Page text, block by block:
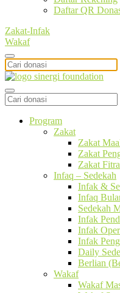
Daftar QR
Zakat-Infak
Wakaf
Program
Zakat
Zakat
Zakat
Zakat
Infaq – Sedekah
Infak &
Infaq
Sedekah
Infak
Infak
Infak
Daily
Berlian
Wakaf
Wakaf